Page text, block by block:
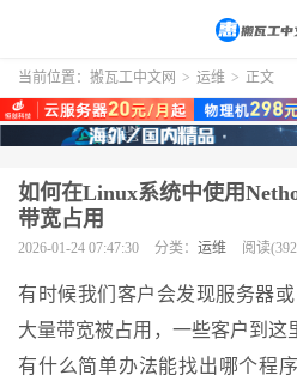
当前位置： 搬瓦工中文网 > 运维 > 正文
如何在Linux系统中使用
带宽占用
2026-01-24 07:47:30 分类： 运维 阅读
有时候我们客户会发现服务器
大量带宽被占用，一些客户到这
有什么简单办法能找出哪个程